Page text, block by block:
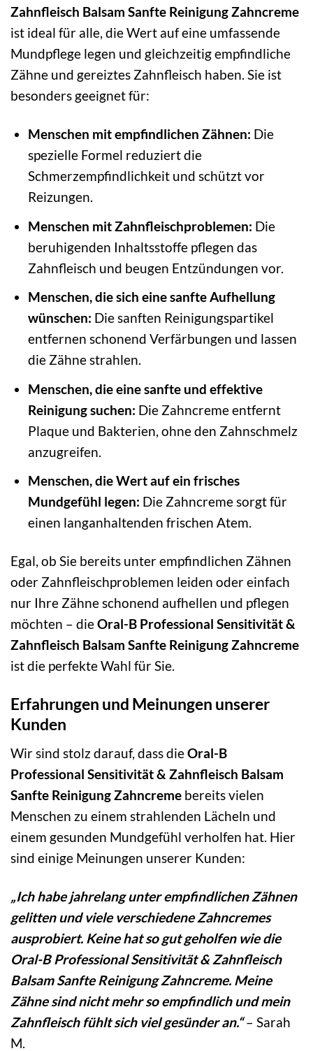
Zahnfleisch Balsam Sanfte Reinigung Zahncreme
ist ideal für alle, die Wert auf eine umfassende
Mundpflege legen und gleichzeitig empfindliche
Zähne und gereiztes Zahnfleisch haben. Sie ist
besonders geeignet für:
Menschen mit empfindlichen Zähnen: Die
spezielle Formel reduziert die
Schmerzempfindlichkeit und schützt vor
Reizungen.
Menschen mit Zahnfleischproblemen: Die
beruhigenden Inhaltsstoffe pflegen das
Zahnfleisch und beugen Entzündungen vor.
Menschen, die sich eine sanfte Aufhellung
wünschen: Die sanften Reinigungspartikel
entfernen schonend Verfärbungen und lassen
die Zähne strahlen.
Menschen, die eine sanfte und effektive
Reinigung suchen: Die Zahncreme entfernt
Plaque und Bakterien, ohne den Zahnschmelz
anzugreifen.
Menschen, die Wert auf ein frisches
Mundgefühl legen: Die Zahncreme sorgt für
einen langanhaltenden frischen Atem.
Egal, ob Sie bereits unter empfindlichen Zähnen
oder Zahnfleischproblemen leiden oder einfach
nur Ihre Zähne schonend aufhellen und pflegen
möchten – dieOral-B Professional Sensitivität &
Zahnfleisch Balsam Sanfte Reinigung Zahncreme
ist die perfekte Wahl für Sie.
Erfahrungen und Meinungen unserer
Kunden
Wir sind stolz darauf, dass dieOral-B
Professional Sensitivität & Zahnfleisch Balsam
Sanfte Reinigung Zahncreme bereits vielen
Menschen zu einem strahlenden Lächeln und
einem gesunden Mundgefühl verholfen hat. Hier
sind einige Meinungen unserer Kunden:
„Ich habe jahrelang unter empfindlichen Zähnen
gelitten und viele verschiedene Zahncremes
ausprobiert. Keine hat so gut geholfen wie die
Oral-B Professional Sensitivität & Zahnfleisch
Balsam Sanfte Reinigung Zahncreme. Meine
Zähne sind nicht mehr so empfindlich und mein
Zahnfleisch fühlt sich viel gesünder an.“– Sarah
M.